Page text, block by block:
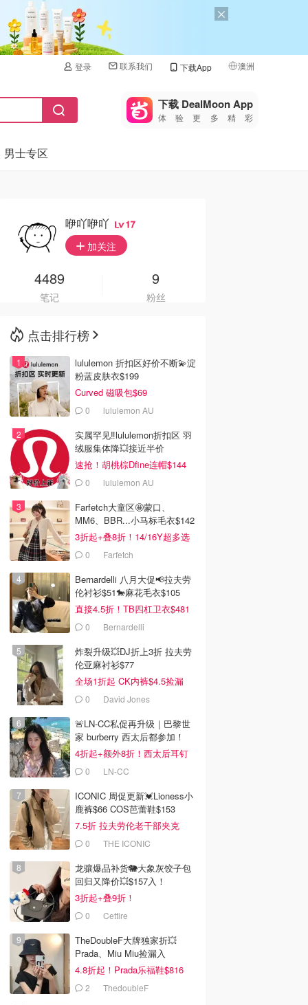
登录 联系我们 下载App 澳洲
🇺🇸
🇨🇳 中国
🇦🇺
下载 DealMoon App
体验更多精彩
男士专区
弹头 多色可选
Cult Beauty英国官网
去购买
$56.61 $75.48
Guerlain KissKiss Bee
珠
去购买
咿吖咿吖 17
加关注
4489
笔记
9
粉丝
点击排行榜
lululemon 折扣区好价不断💫淀
粉蓝皮肤衣$199
Curved 磁吸包$69
0 lululemon AU
实属罕见‼️lululemon折扣区 羽
绒服集体降💥接近半价
速抢！胡桃棕Dfine连帽$144
0 lululemon AU
Farfetch大童区🤩蒙口、
MM6、BBR...小马标毛衣$142
3折起+叠8折！14/16Y超多选
0 Farfetch
Bernardelli 八月大促📢拉夫劳
伦衬衫$51🐎麻花毛衣$105
直接4.5折！TB四杠卫衣$481
0 Bernardelli
炸裂升级💥DJ折上3折 拉夫劳
伦亚麻衬衫$77
全场1折起 CK内裤$4.5捡漏
0 David Jones
🚨LN-CC私促再升级｜巴黎世
家 burberry 西太后都参加！
4折起+额外8折！西太后耳钉
$1100 LN-CC
ICONIC 周促更新💓Lioness小
鹿裤$66 COS芭蕾鞋$153
7.5折 拉夫劳伦老干部夹克
$4190 THE ICONIC
龙骧爆品补货🐘大象灰饺子包
回归又降价💥$157入！
3折起+叠9折！
0 Cettire
TheDoubleF大牌独家折💥
Prada、Miu Miu捡漏入
4.8折起！Prada乐福鞋$816
2 ThedoubleF